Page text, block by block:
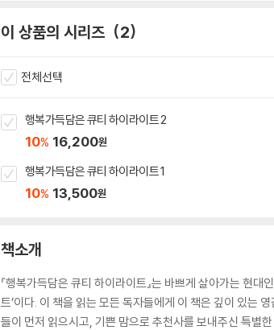
이 상품의 시리즈 2
전체선택
행복가득담은 큐티 하이라이트 2
10% 16,200원
행복가득담은 큐티 하이라이트 1
10% 13,500원
책소개
『행복가득담은 큐티 하이라이트』는 바쁘게 살아가는 현
트’이다. 이 책을 읽는 모든 독자들에게 이 책은 깊이 있는
들이 먼저 읽으시고, 기쁜 맘으로 추천사를 보내주신 특별